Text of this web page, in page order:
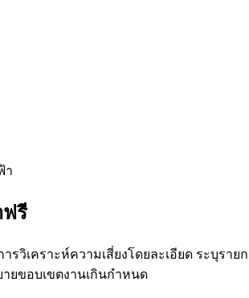
า
ฟรี
รวิเคราะห์ความเสี่ยงโดยละเอียด ระบุ
ยขอบเขตงานเกินกำหนด